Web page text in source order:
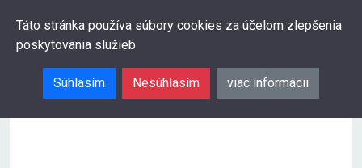
Táto stránka používa súbory cookies za účelom zlepšenia
poskytovania služieb
Súhlasím Nesúhlasím viac informácii